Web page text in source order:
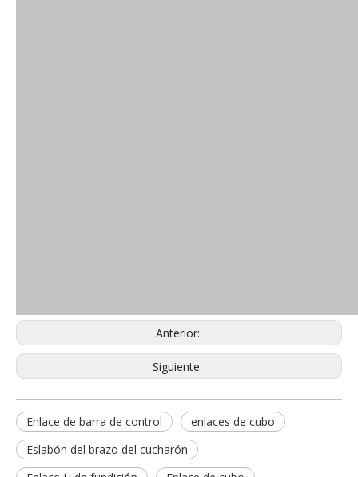
Anterior:
Siguiente:
Enlace de barra de control
enlaces de cubo
Eslabón del brazo del cucharón